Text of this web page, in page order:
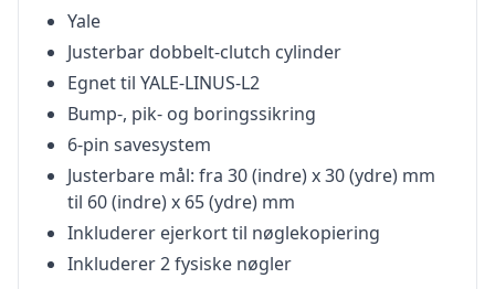
Yale
Justerbar dobbelt-clutch cylinder
Egnet til YALE-LINUS-L2
Bump-, pik- og boringssikring
6-pin savesystem
Justerbare mål: fra 30 (indre) x 30 (ydre) mm
til 60 (indre) x 65 (ydre) mm
Inkluderer ejerkort til nøglekopiering
Inkluderer 2 fysiske nøgler